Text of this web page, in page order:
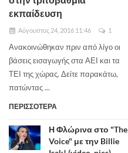
εκπαίδευση
Αύγουστος 24, 2016 11:46 1
Ανακοινώθηκαν πριν από λίγο οι
βάσεις εισαγωγής στα ΑΕΙ και τα
ΤΕΙ της χώρας. Δείτε παρακάτω,
πατώντας ...
ΠΕΡΙΣΣΟΤΕΡΑ
Η Φλώρινα στο "The
Voice" με την Billie